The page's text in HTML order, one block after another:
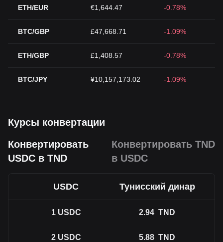
ETH/EUR €1,644.47 -0.78%
BTC/GBP £47,668.71 -1.09%
ETH/GBP £1,408.57 -0.78%
BTC/JPY ¥10,157,173.02 -1.09%
Курсы конвертации
Конвертировать
USDC в TND
Конвертировать TND
в USDC
USDC Тунисский динар
1 USDC 2.94 TND
2 USDC 5.88 TND